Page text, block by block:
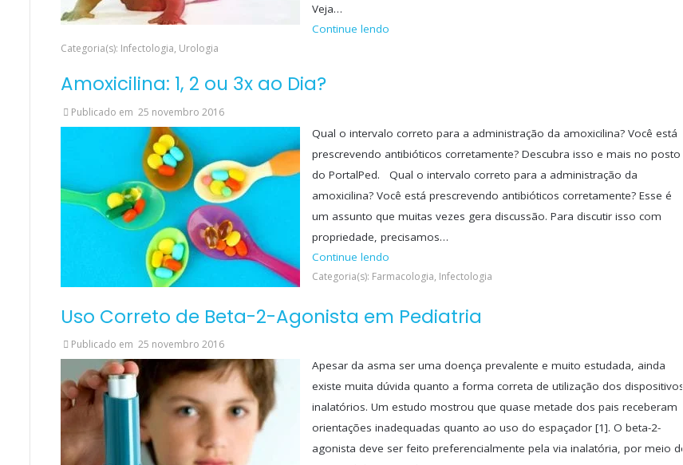
Veja…
Continue lendo
Categoria(s): Infectologia, Urologia
Amoxicilina: 1, 2 ou 3x ao Dia?
Publicado em 25 novembro 2016
Qual o intervalo correto para a administração da amoxicilina? Você está
prescrevendo antibióticos corretamente? Descubra isso e mais no posto
do PortalPed. Qual o intervalo correto para a administração da
amoxicilina? Você está prescrevendo antibióticos corretamente? Esse é
um assunto que muitas vezes gera discussão. Para discutir isso com
propriedade, precisamos…
Continue lendo
Categoria(s): Farmacologia, Infectologia
Uso Correto de Beta-2-Agonista em Pediatria
Publicado em 25 novembro 2016
Apesar da asma ser uma doença prevalente e muito estudada, ainda
existe muita dúvida quanto a forma correta de utilização dos dispositivos
inalatórios. Um estudo mostrou que quase metade dos pais receberam
orientações inadequadas quanto ao uso do espaçador [1]. O beta-2-
agonista deve ser feito preferencialmente pela via inalatória, por meio de